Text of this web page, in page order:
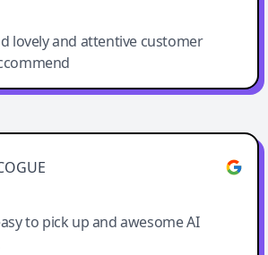
lovely and attentive customer
tool
to pick up and awesome AI